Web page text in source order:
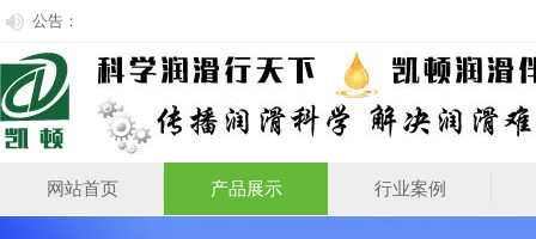
公告：
网站首页 产品展示 行业案例